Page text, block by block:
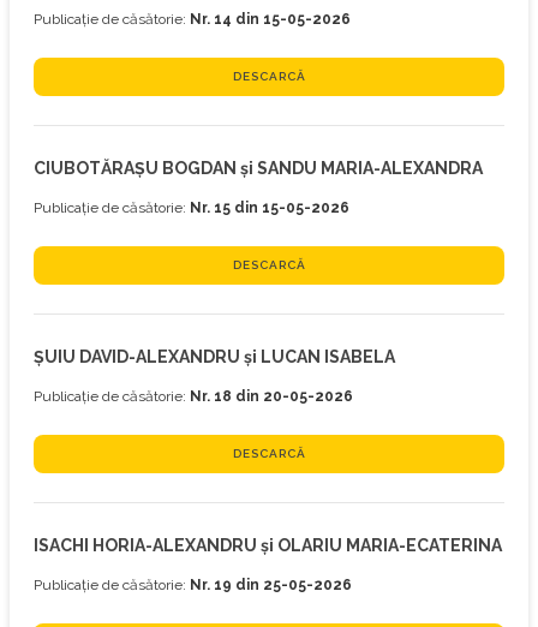
Publicație de căsătorie: Nr. 14 din 15-05-2026
DESCARCĂ
CIUBOTĂRAȘU BOGDAN și SANDU MARIA-ALEXANDRA
Publicație de căsătorie: Nr. 15 din 15-05-2026
DESCARCĂ
ȘUIU DAVID-ALEXANDRU și LUCAN ISABELA
Publicație de căsătorie: Nr. 18 din 20-05-2026
DESCARCĂ
ISACHI HORIA-ALEXANDRU și OLARIU MARIA-ECATERINA
Publicație de căsătorie: Nr. 19 din 25-05-2026